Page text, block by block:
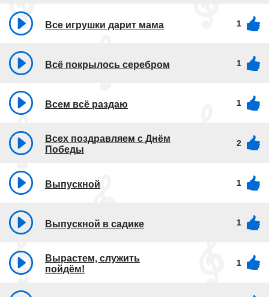
Все игрушки дарит мама 1
Всё покрылось серебром 1
Всем всё раздаю 1
Всех поздравляем с Днём
Победы
2
Выпускной 1
Выпускной в садике 1
Вырастем, служить
пойдём!
1